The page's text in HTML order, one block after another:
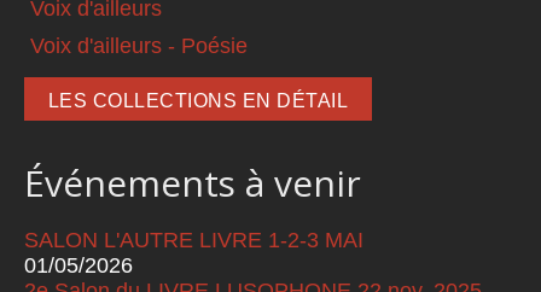
Voix d'ailleurs
Voix d'ailleurs - Poésie
LES COLLECTIONS EN DÉTAIL
Événements à venir
SALON L'AUTRE LIVRE 1-2-3 MAI
01/05/2026